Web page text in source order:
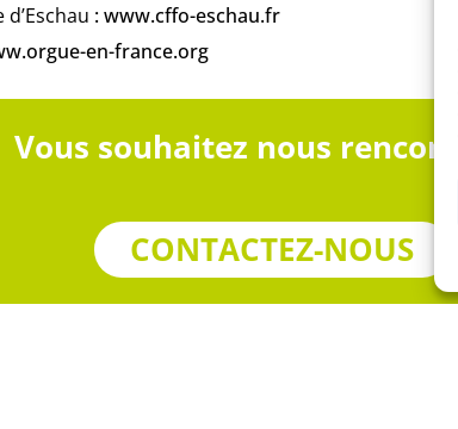
:www.cffo-eschau.fr
en-france.org
Vous souhaitez nous
CONTACTEZ-NOUS